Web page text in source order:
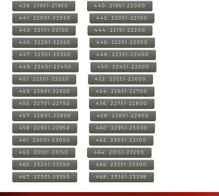
439: 21901-21950 440: 21951-22000
441: 22001-22050 442: 22051-22100
443: 22101-22150 444: 22151-22200
445: 22201-22250 446: 22251-22300
447: 22301-22350 448: 22351-22400
449: 22401-22450 450: 22451-22500
451: 22501-22550 452: 22551-22600
453: 22601-22650 454: 22651-22700
455: 22701-22750 456: 22751-22800
457: 22801-22850 458: 22851-22900
459: 22901-22950 460: 22951-23000
461: 23001-23050 462: 23051-23100
463: 23101-23150 464: 23151-23200
465: 23201-23250 466: 23251-23300
467: 23301-23350 468: 23351-23398